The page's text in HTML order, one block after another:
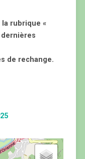
la rubrique «
dernières
de rechange.